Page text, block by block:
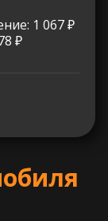
1 067 ₽
₽